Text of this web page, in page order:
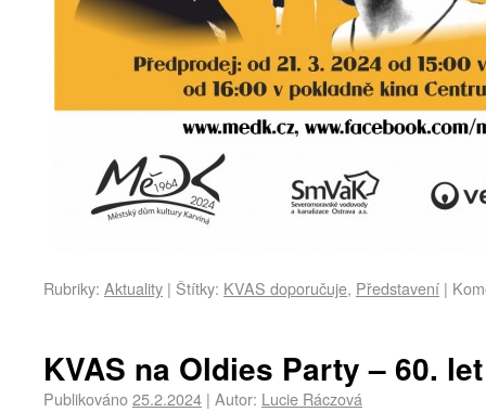
Rubriky: Aktuality | Štítky: KVAS doporučuje, Představení |
KVAS na Oldies Party – 60.
Publikováno25.2.2024 | Autor: Lucie Ráczová